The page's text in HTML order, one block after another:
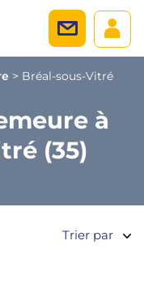
> Bréal-sous-Vitré
à
(35)
Trier par